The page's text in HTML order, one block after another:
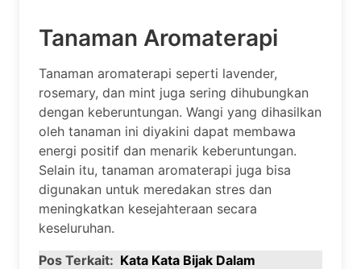
Tanaman Aromaterapi
Tanaman aromaterapi seperti lavender,
rosemary, dan mint juga sering dihubungkan
dengan keberuntungan. Wangi yang dihasilkan
oleh tanaman ini diyakini dapat membawa
energi positif dan menarik keberuntungan.
Selain itu, tanaman aromaterapi juga bisa
digunakan untuk meredakan stres dan
meningkatkan kesejahteraan secara
keseluruhan.
Pos Terkait: Kata Kata Bijak Dalam